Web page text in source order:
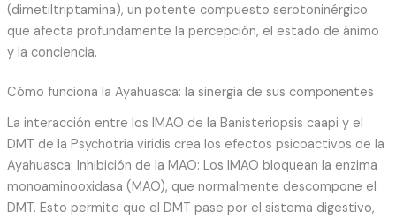
(dimetiltriptamina), un potente compuesto serotoninérgico
que afecta profundamente la percepción, el estado de ánimo
y la conciencia.
Cómo funciona la Ayahuasca: la sinergia de sus componentes
La interacción entre los IMAO de la Banisteriopsis caapi y el
DMT de la Psychotria viridis crea los efectos psicoactivos de la
Ayahuasca: Inhibición de la MAO: Los IMAO bloquean la enzima
monoaminooxidasa (MAO), que normalmente descompone el
DMT. Esto permite que el DMT pase por el sistema digestivo,